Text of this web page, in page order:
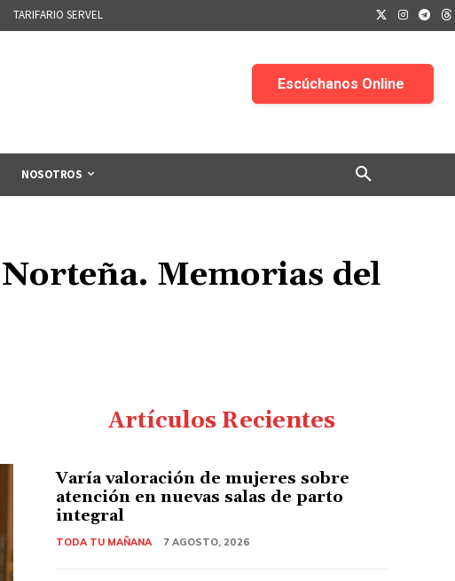
TARIFARIO SERVEL
NOSOTROS
Memorias del
Artículos Recientes
Varía valoración de mujeres sobre
atención en nuevas salas de parto
integral
TODA TU MAÑANA 7 AGOSTO, 2026